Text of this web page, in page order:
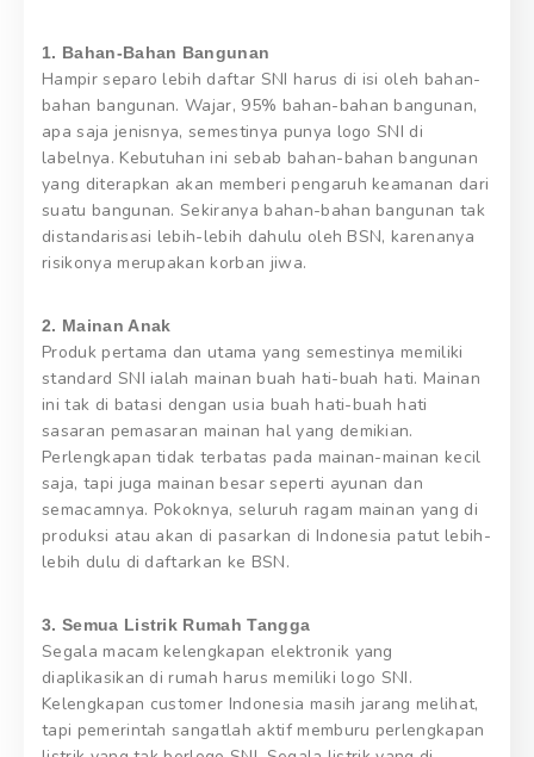
1. Bahan-Bahan Bangunan
Hampir separo lebih daftar SNI harus di isi oleh bahan-
bahan bangunan. Wajar, 95% bahan-bahan bangunan,
apa saja jenisnya, semestinya punya logo SNI di
labelnya. Kebutuhan ini sebab bahan-bahan bangunan
yang diterapkan akan memberi pengaruh keamanan dari
suatu bangunan. Sekiranya bahan-bahan bangunan tak
distandarisasi lebih-lebih dahulu oleh BSN, karenanya
risikonya merupakan korban jiwa.
2. Mainan Anak
Produk pertama dan utama yang semestinya memiliki
standard SNI ialah mainan buah hati-buah hati. Mainan
ini tak di batasi dengan usia buah hati-buah hati
sasaran pemasaran mainan hal yang demikian.
Perlengkapan tidak terbatas pada mainan-mainan kecil
saja, tapi juga mainan besar seperti ayunan dan
semacamnya. Pokoknya, seluruh ragam mainan yang di
produksi atau akan di pasarkan di Indonesia patut lebih-
lebih dulu di daftarkan ke BSN.
3. Semua Listrik Rumah Tangga
Segala macam kelengkapan elektronik yang
diaplikasikan di rumah harus memiliki logo SNI.
Kelengkapan customer Indonesia masih jarang melihat,
tapi pemerintah sangatlah aktif memburu perlengkapan